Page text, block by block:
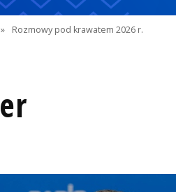
» Rozmowy pod krawatem 2026 r.